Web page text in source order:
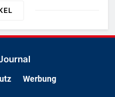
Werbung